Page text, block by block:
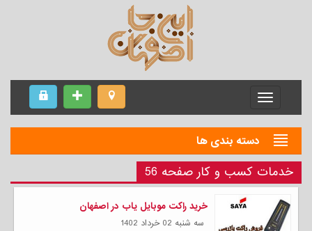
Menu
دسته بندی ها
خدمات کسب و کار صفحه 56
خرید راکت موبایل یاب در اصفهان
سه شنبه 02 خرداد 1402